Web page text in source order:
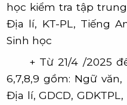
học kiểm tra tập trung
Địa lí, KT-PL, Tiếng
Sinh học
+ Từ 21/4 /2025
6,7,8,9 gồm: Ngữ
Địa lí, GDCD,